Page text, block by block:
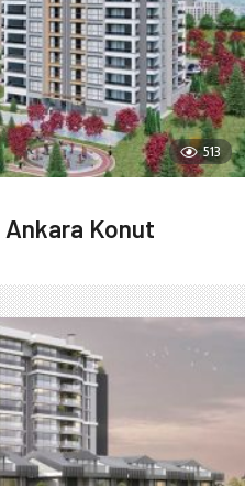
513
Ankara Konut